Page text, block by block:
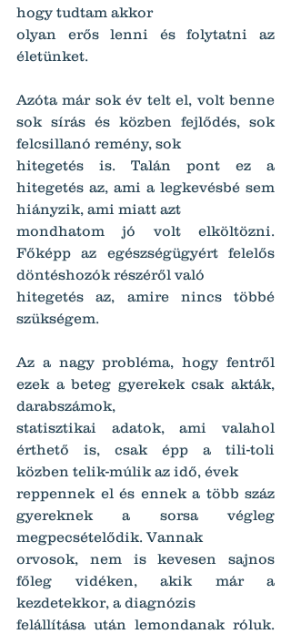
hogy tudtam akkor
olyan erős lenni és folytatni az
életünket.
Azóta már sok év telt el, volt benne
sok sírás és közben fejlődés, sok
felcsillanó remény, sok
hitegetés is. Talán pont ez a
hitegetés az, ami a legkevésbé sem
hiányzik, ami miatt azt
mondhatom jó volt elköltözni.
Főképp az egészségügyért felelős
döntéshozók részéről való
hitegetés az, amire nincs többé
szükségem.
Az a nagy probléma, hogy fentről
ezek a beteg gyerekek csak akták,
darabszámok,
statisztikai adatok, ami valahol
érthető is, csak épp a tili-toli
közben telik-múlik az idő, évek
reppennek el és ennek a több száz
gyereknek a sorsa végleg
megpecsételődik. Vannak
orvosok, nem is kevesen sajnos
főleg vidéken, akik már a
kezdetekkor, a diagnózis
felállítása után lemondanak róluk.